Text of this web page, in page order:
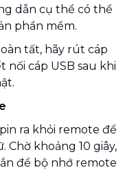
dẫn cụ thể có thể
phần mềm.
tất, hãy rút cáp
nối cáp USB sau khi
ra khỏi remote để
Chờ khoảng 10 giây,
để bộ nhớ remote